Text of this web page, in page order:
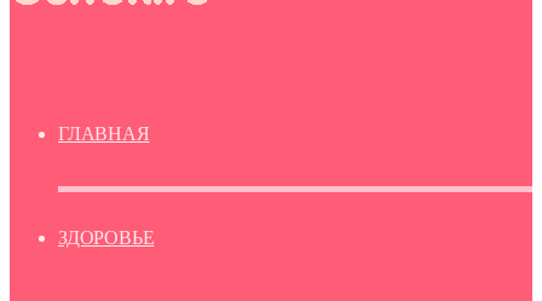
ГЛАВНАЯ
ЗДОРОВЬЕ